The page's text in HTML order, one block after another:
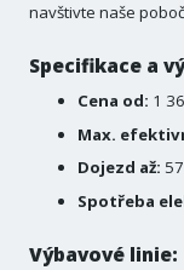
navštivte naše
Specifikace a
Cena od: 1
Max.
Dojezd až:
Spotřeba
Výbavové linie: